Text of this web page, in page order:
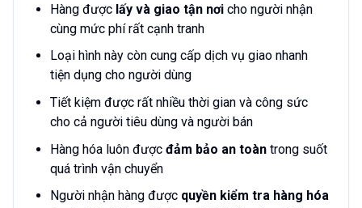
Hàng đượclấy và giao tận nơicho người nhận
cùng mức phí rất cạnh tranh
Loại hình này còn cung cấp dịch vụ giao nhanh
tiện dụng cho người dùng
Tiết kiệm được rất nhiều thời gian và công sức
cho cả người tiêu dùng và người bán
Hàng hóa luôn được đảm bảo an toàntrong suốt
quá trình vận chuyển
Người nhận hàng được quyền kiểm tra hàng hóa